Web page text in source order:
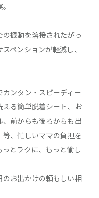
の振動を溶接されたがっ
ペンションが軽減し、
ンタン・スピーディー
る簡単脱着シート、お
前からも後ろからも出
、忙しいママの負担を
とラクに、もっと愉し
お出かけの頼もしい相